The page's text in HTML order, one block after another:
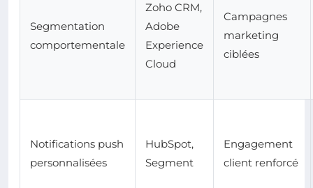
Segmentation
comportementale
Zoho CRM,
Adobe
Experience
Cloud
Campagnes
marketing
ciblées
Notifications push
personnalisées
HubSpot,
Segment
Engagement
client renforcé